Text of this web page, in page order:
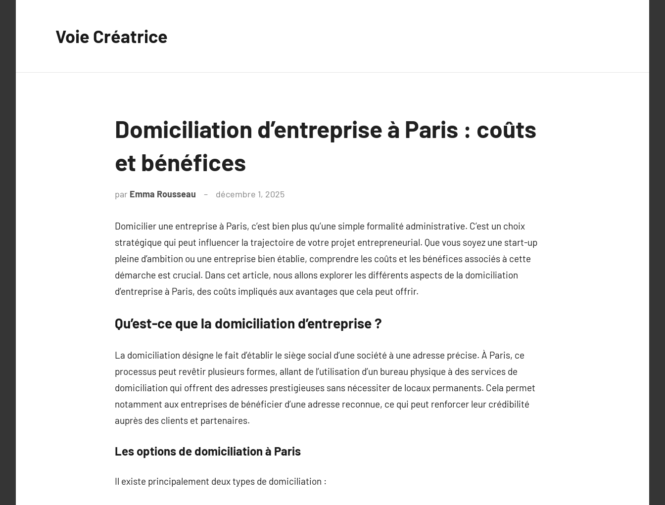
Voie Créatrice
Domiciliation d’entreprise à Paris : coûts
et bénéfices
par Emma Rousseau décembre 1, 2025
Domicilier une entreprise à Paris, c’est bien plus qu’une simple formalité administrative. C’est un choix
stratégique qui peut influencer la trajectoire de votre projet entrepreneurial. Que vous soyez une start-up
pleine d’ambition ou une entreprise bien établie, comprendre les coûts et les bénéfices associés à cette
démarche est crucial. Dans cet article, nous allons explorer les différents aspects de la domiciliation
d’entreprise à Paris, des coûts impliqués aux avantages que cela peut offrir.
Qu’est-ce que la domiciliation d’entreprise ?
La domiciliation désigne le fait d’établir le siège social d’une société à une adresse précise. À Paris, ce
processus peut revêtir plusieurs formes, allant de l’utilisation d’un bureau physique à des services de
domiciliation qui offrent des adresses prestigieuses sans nécessiter de locaux permanents. Cela permet
notamment aux entreprises de bénéficier d’une adresse reconnue, ce qui peut renforcer leur crédibilité
auprès des clients et partenaires.
Les options de domiciliation à Paris
Il existe principalement deux types de domiciliation :